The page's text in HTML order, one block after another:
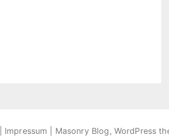
Impressum | Masonry Blog, WordPress